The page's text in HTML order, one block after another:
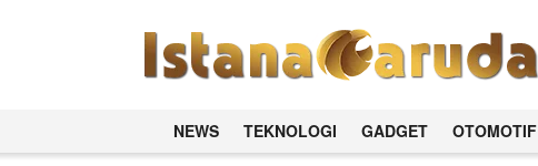
NEWS TEKNOLOGI GADGET OTOMOTIF